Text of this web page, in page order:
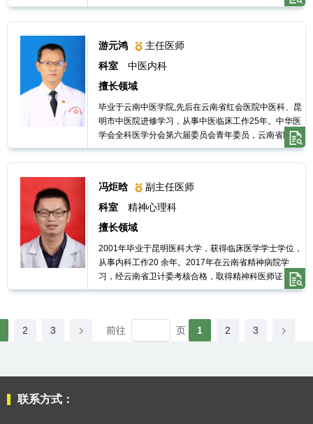
园
投
附子嫡孙吴荣祖主任医师，吴荣祖全国名老中医《扶阳
薪火--弟子医案选》编委。推崇吴氏医学“脾肾双补，先
合，治疗许多难治之病。根据经筋原理，自行改进、采
用不需麻醉的“经筋针”代替“经筋刀”治疗。先后到北京、
游元鸿
主任医师
科室
中医内科
擅长领域
毕业于云南中医学院,先后在云南省红会医院中医科、昆
明市中医院进修学习，从事中医临床工作25年。中华医
学会全科医学分会第六届委员会青年委员，云南省医师
学会《全科医师》分会第一届委员会委员、常委；盘龙
区第八、九届政协委员；2016年4月当选为省中医药学
届优秀青年中医、2020年授予盘龙区第二届“盘龙英
才”。
冯炬晗
副主任医师
科室
精神心理科
擅长领域
2001年毕业于昆明医科大学，获得临床医学学士学位，
从事内科工作20 余年。2017年在云南省精神病院学
习，经云南省卫计委考核合格，取得精神科医师证，对
抑郁症，精神分裂，睡眠障碍以及常见内科疾病有一定
2 3 前往 页 1 2 3
联系方式：